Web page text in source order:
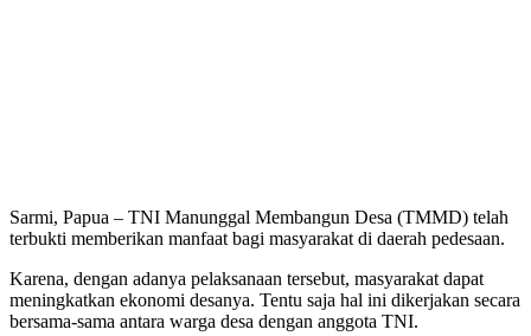
Sarmi, Papua – TNI Manunggal Membangun Desa (TMMD) telah
terbukti memberikan manfaat bagi masyarakat di daerah pedesaan.
Karena, dengan adanya pelaksanaan tersebut, masyarakat dapat
meningkatkan ekonomi desanya. Tentu saja hal ini dikerjakan secara
bersama-sama antara warga desa dengan anggota TNI.